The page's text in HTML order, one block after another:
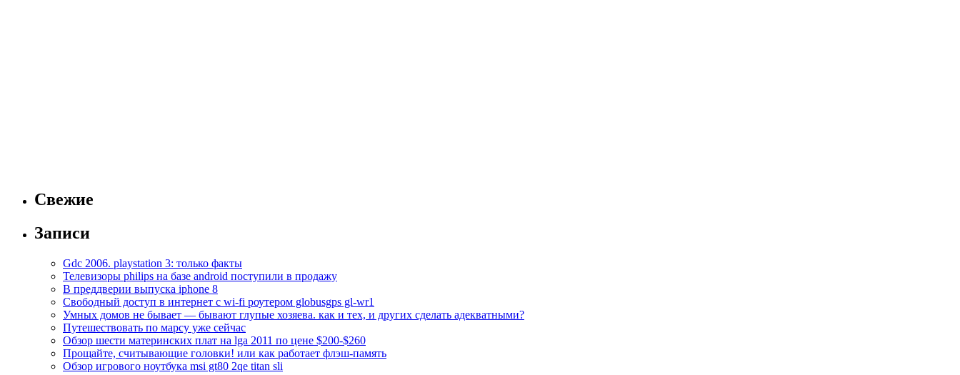
Свежие
Записи
Gdc 2006. playstation 3: только факты
Телевизоры philips на базе android поступили в продажу
В преддверии выпуска iphone 8
Свободный доступ в интернет с wi-fi роутером globusgps gl-wr1
Умных домов не бывает — бывают глупые хозяева. как и тех, и других сделать адекватными?
Путешествовать по марсу уже сейчас
Обзор шести материнских плат на lga 2011 по цене $200-$260
Прощайте, считывающие головки! или как работает флэш-память
Обзор игрового ноутбука msi gt80 2qe titan sli